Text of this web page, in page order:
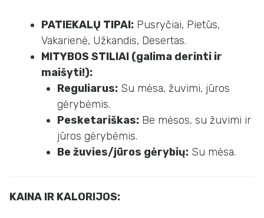
PATIEKALŲ TIPAI: Pusryčiai, Pietūs,
Vakarienė, Užkandis, Desertas.
MITYBOS STILIAI (galima derinti ir
maišyti!):
Reguliarus: Su mėsa, žuvimi, jūros
gėrybėmis.
Pesketariškas: Be mėsos, su žuvimi ir
jūros gėrybėmis.
Be žuvies/jūros gėrybių: Su mėsa.
KAINA IR KALORIJOS: